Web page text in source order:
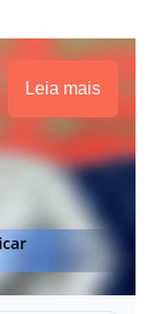
Leia mais